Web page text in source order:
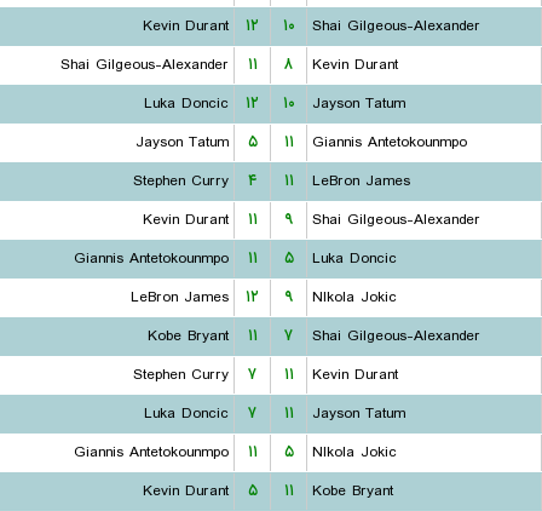
Kevin Durant
۱۲ ۱۰
Shai Gilgeous-Alexander
Shai Gilgeous-Alexander
۱۱ ۸
Kevin Durant
Luka Doncic
۱۲ ۱۰
Jayson Tatum
Jayson Tatum
۵ ۱۱
Giannis Antetokounmpo
Stephen Curry
۴ ۱۱
LeBron James
Kevin Durant
۱۱ ۹
Shai Gilgeous-Alexander
Giannis Antetokounmpo
۱۱ ۵
Luka Doncic
LeBron James
۱۲ ۹
NIkola Jokic
Kobe Bryant
۱۱ ۷
Shai Gilgeous-Alexander
Stephen Curry
۷ ۱۱
Kevin Durant
Luka Doncic
۷ ۱۱
Jayson Tatum
Giannis Antetokounmpo
۱۱ ۵
NIkola Jokic
Kevin Durant
۵ ۱۱
Kobe Bryant